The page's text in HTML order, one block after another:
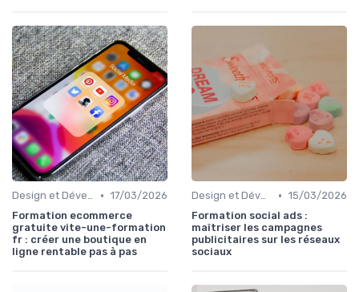
Design et Développement Web • 17/03/2026
Formation ecommerce
gratuite vite-une-formation
fr : créer une boutique en
ligne rentable pas à pas
Design et Développement Web • 15/03/2026
Formation social ads :
maîtriser les campagnes
publicitaires sur les réseaux
sociaux